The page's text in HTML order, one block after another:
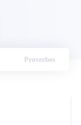
Proverbes